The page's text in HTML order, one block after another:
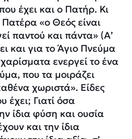
έχει και ο Πατήρ. Κι
«ο Θεός είναι
παντού και πάντα» (Α’
και για το Άγιο Πνεύμα
ενεργεί το ένα
που τα μοιράζει
χωριστά». Είδες
έχει; Γιατί όσα
ίδια φύση και ουσία
και την ίδια